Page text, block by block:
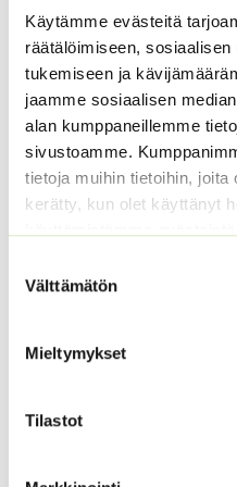
Käytämme evästeitä
räätälöimiseen,
tukemiseen ja
jaamme sosiaalisen
alan kumppaneillemme
sivustoamme.
tietoja muihin tietoihin, joita
kerätty, kun olet käyttänyt
valinta
Välttämätön
Mieltymykset
Tilastot
Esiviljelyaika: Maaliskuu,
Talvenkestävyys: ei
Korkeus noin: 200-300
metriä on harvinaista)
Pakkauksen siemenistä
Tutustu myös